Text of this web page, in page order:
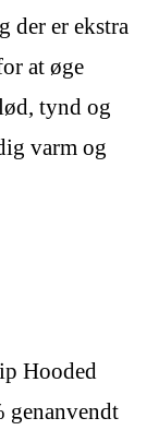
der er ekstra
at øge
tynd og
varm og
Hooded
genanvendt